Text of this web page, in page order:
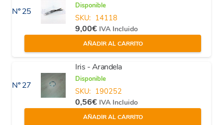
Nº 25
Disponible
SKU: 14118
9,00€ IVA Incluido
AÑADIR AL CARRITO
Nº 27
Iris - Arandela
Disponible
SKU: 190252
0,56€ IVA Incluido
AÑADIR AL CARRITO